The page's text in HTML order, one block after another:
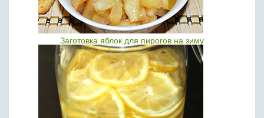
Заготовка яблок для пирогов на зиму